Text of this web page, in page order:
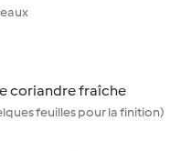
coriandre fraîche
feuilles pour la finition)